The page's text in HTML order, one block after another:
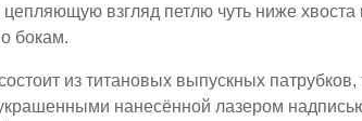
взгляд петлю чуть ниже хвоста
бокам.
из титановых выпускных
нанесённой лазером